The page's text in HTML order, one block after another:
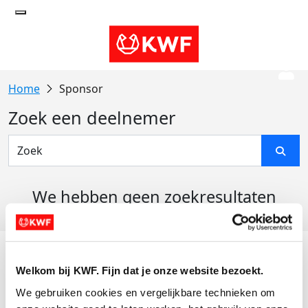
Welkom bij KWF. Fijn dat je onze website bezoekt.
We gebruiken cookies en vergelijkbare technieken om
Sponsor
Zoek een deelnemer
We hebben geen zoekresultaten
Actiematerialen
Evenementen